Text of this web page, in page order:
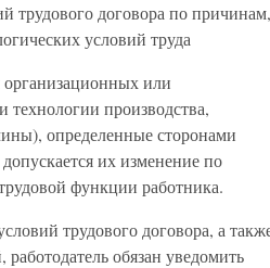
трудового договора по причинам,
условий труда
или
технологии производства,
определенные сторонами
их изменение по
функции работника.
трудового договора, а
обязан уведомить